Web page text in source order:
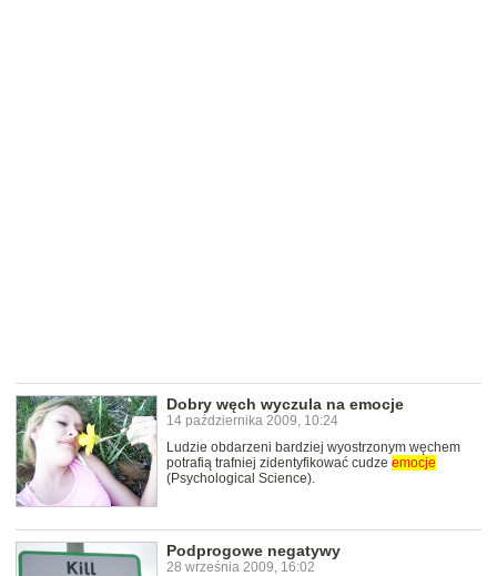
Dobry węch wyczula na emocje
14 października 2009, 10:24
Ludzie obdarzeni bardziej wyostrzonym węchem
potrafią trafniej zidentyfikować cudze emocje
(Psychological Science).
Podprogowe negatywy
28 września 2009, 16:02